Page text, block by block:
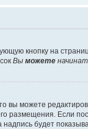
кнопку на
Вы можете
можете
размещения. Если
будет